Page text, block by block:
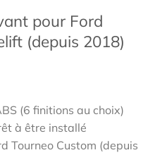
pour Ford
(depuis 2018)
(6 finitions au choix)
à être installé
Tourneo Custom (depuis